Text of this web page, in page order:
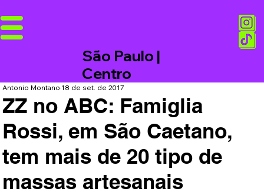
São Paulo |
Centro
ZZ no ABC: Famiglia
Rossi, em São Caetano,
tem mais de 20 tipo de
massas artesanais
Antonio Montano18 de set. de 2017